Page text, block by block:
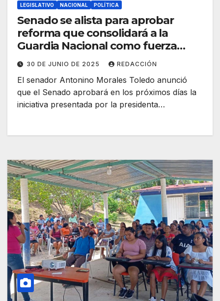
LEGISLATIVO NACIONAL POLÍTICA
Senado se alista para aprobar
reforma que consolidará a la
Guardia Nacional como fuerza
clave de seguridad: Antonino
Morales
30 DE JUNIO DE 2025 REDACCIÓN
El senador Antonino Morales Toledo anunció
que el Senado aprobará en los próximos días la
iniciativa presentada por la presidenta…